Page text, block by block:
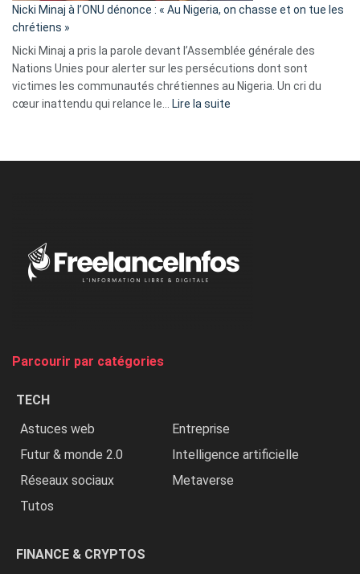
parle
ses
tripes »
Nicki Minaj à l’ONU dénonce : « Au Nigeria, on chasse et on tue les
chrétiens »
Nicki Minaj a pris la parole devant l’Assemblée générale des
Nations Unies pour alerter sur les persécutions dont sont
victimes les communautés chrétiennes au Nigeria. Un cri du
cœur inattendu qui relance le… Lire la suite
Nigeria,
Parcourir par catégories
TECH
Astuces web
Entreprise
Futur & monde 2.0
Intelligence artificielle
Réseaux sociaux
Metaverse
Tutos
FINANCE & CRYPTOS